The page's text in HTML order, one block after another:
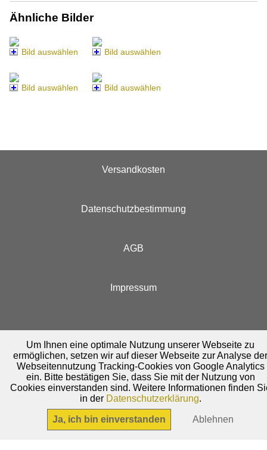
Ähnliche Bilder
Bild auswählen Bild auswählen
Bild auswählen Bild auswählen
Versandkosten
Datenschutzbestimmung
AGB
Impressum
Um Ihnen eine optimale Nutzung unserer Webseite zu
ermöglichen, setzen wir auf dieser Webseite zur Analyse
Webseitennutzung Tracking-Cookies von Google Analytics
ein. Bitte bestätigen Sie, dass Sie mit der Nutzung von
Cookies einverstanden sind. Weitere Informationen finden
in der Datenschutzerklärung.
Ja, ich bin einverstanden Ablehnen